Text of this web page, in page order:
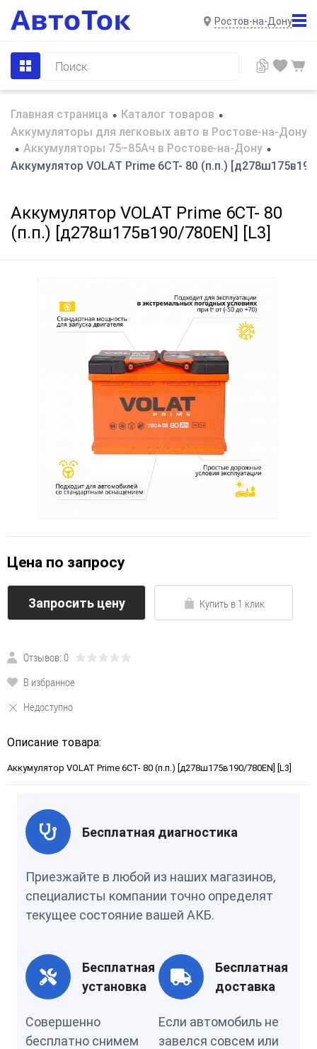
Ростов-на-Дону
Главная страница • Каталог товаров •
Аккумуляторы для легковых авто в Ростове-на-Дону
• Аккумуляторы 75–85Ач в Ростове-на-Дону •
Аккумулятор VOLAT Prime 6СТ- 80 (п.п.)
Аккумулятор VOLAT Prime 6СТ- 80
(п.п.) [д278ш175в190/780EN] [L3]
Цена по запросу
Запросить цену Купить в 1 клик
Отзывов: 0
В избранное
Недоступно
Описание товара:
Аккумулятор VOLAT Prime 6СТ- 80 (п.п.) [д278ш175в190/780EN] [L3]
Бесплатная диагностика
Приезжайте в любой из наших магазинов,
специалисты компании точно определят
текущее состояние вашей АКБ.
Бесплатная
установка
Совершенно
бесплатно снимем
Бесплатная
доставка
Если автомобиль не
завелся совсем или